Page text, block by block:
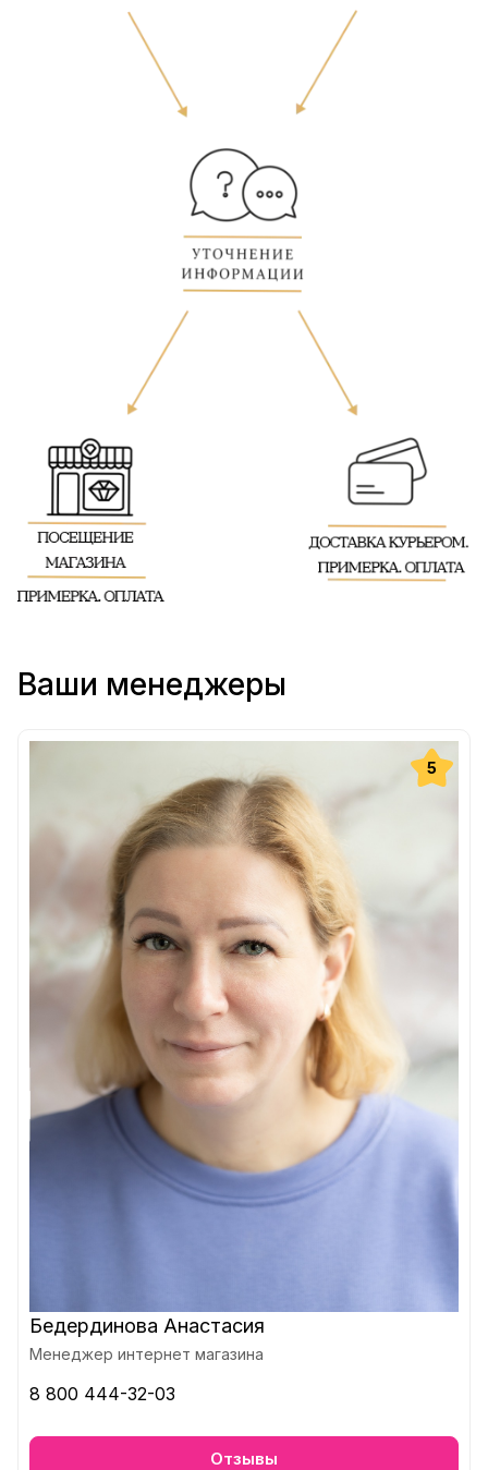
Ваши менеджеры
5
Бедердинова Анастасия
Менеджер интернет магазина
8 800 444-32-03
Отзывы